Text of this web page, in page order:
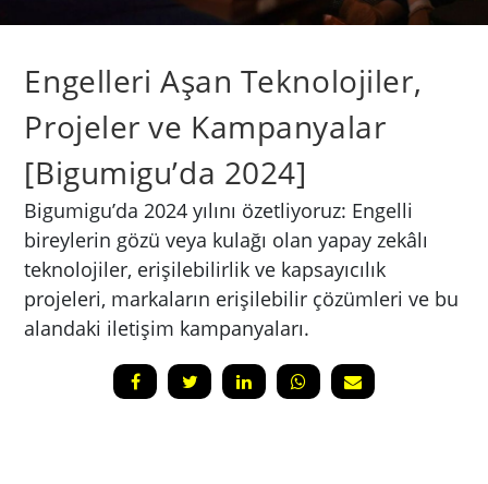
Engelleri Aşan Teknolojiler,
Projeler ve Kampanyalar
[Bigumigu’da 2024]
Bigumigu’da 2024 yılını özetliyoruz: Engelli
bireylerin gözü veya kulağı olan yapay zekâlı
teknolojiler, erişilebilirlik ve kapsayıcılık
projeleri, markaların erişilebilir çözümleri ve bu
alandaki iletişim kampanyaları.